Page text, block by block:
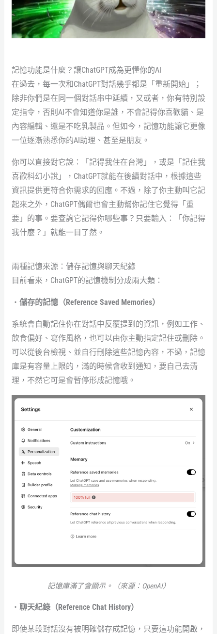
記憶功能是什麼？讓ChatGPT成為更懂你的AI
在過去，每一次和ChatGPT對話幾乎都是「重新開始」；
除非你們是在同一個對話串中延續，又或者，你有特別設
定指令，否則AI不會知道你是誰，不會記得你喜歡貓、是
內容編輯、還是不吃乳製品。但如今，記憶功能讓它更像
一位逐漸熟悉你的AI助理、甚至是朋友。
你可以直接對它說：「記得我住在台灣」，或是「記住我
喜歡科幻小說」，ChatGPT就能在後續對話中，根據這些
資訊提供更符合你需求的回應。不過，除了你主動叫它記
起來之外，ChatGPT偶爾也會主動幫你記住它覺得「重
要」的事。要查詢它記得你哪些事？只要輸入：「你記得
我什麼？」就能一目了然。
兩種記憶來源：儲存記憶與聊天紀錄
目前看來，ChatGPT的記憶機制分成兩大類：
・ 儲存的記憶（Reference Saved Memories）
系統會自動記住你在對話中反覆提到的資訊，例如工作、
飲食偏好、寫作風格，也可以由你主動指定記住或刪除。
可以從後台檢視、並自行刪除這些記憶內容，不過，記憶
庫是有容量上限的，滿的時候會收到通知，要自己去清
理，不然它可是會暫停形成記憶哦。
記憶庫滿了會顯示。（來源：OpenAI）
・ 聊天紀錄（Reference Chat History）
即使某段對話沒有被明確儲存成記憶，只要這功能開啟，